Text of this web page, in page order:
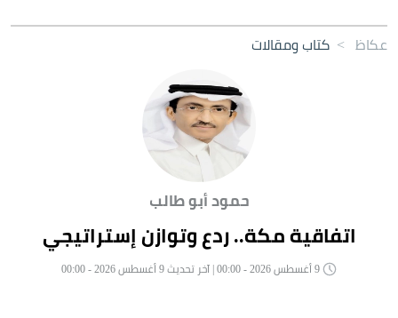
عكاظ > كتاب ومقالات
حمود أبو طالب
اتفاقية مكة.. ردع وتوازن إستراتيجي